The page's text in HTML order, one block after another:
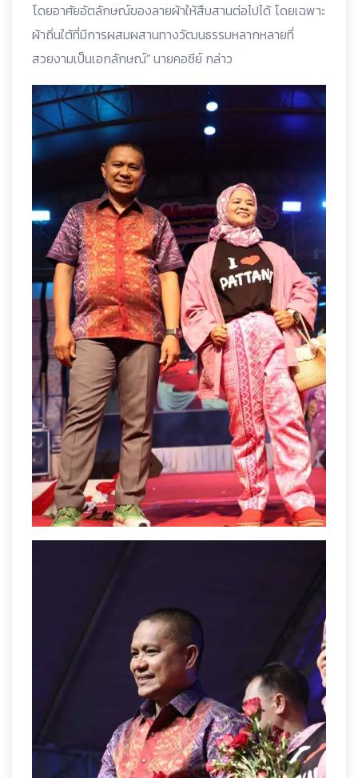
โดยอาศัยอัตลักษณ์ของลายผ้าให้สืบสานต่อไปได้ โดยเฉพาะ
ผ้าถิ่นใต้ที่มีการผสมผสานทางวัฒนธรรมหลากหลายที่
สวยงามเป็นเอกลักษณ์” นายคอซีย์ กล่าว